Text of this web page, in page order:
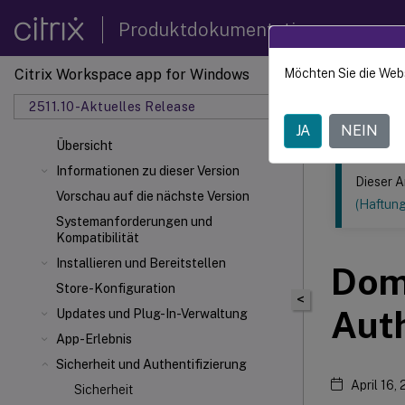
Produktdokumentation
Citrix Workspace app for Windows
2511.10-Aktuelles Release
Übersicht
Informationen zu dieser Version
Vorschau auf die nächste Version
Systemanforderungen und
Kompatibilität
Installieren und Bereitstellen
Store-Konfiguration
Updates und Plug-In-Verwaltung
App-Erlebnis
Sicherheit und Authentifizierung
Sicherheit
Dieser Inhalt
Citrix
<
Dieser
April 16,
Möchten Sie die
JA NEIN